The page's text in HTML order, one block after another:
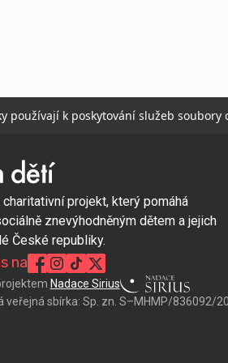
používají k poskytování služeb
charitativní projekt, který pomáhá
znevýhodněným dětem a jejich
České republiky.
na
Nadace Sirius
veřejná sbírka: Sp. zn. S–MHMP/836092/